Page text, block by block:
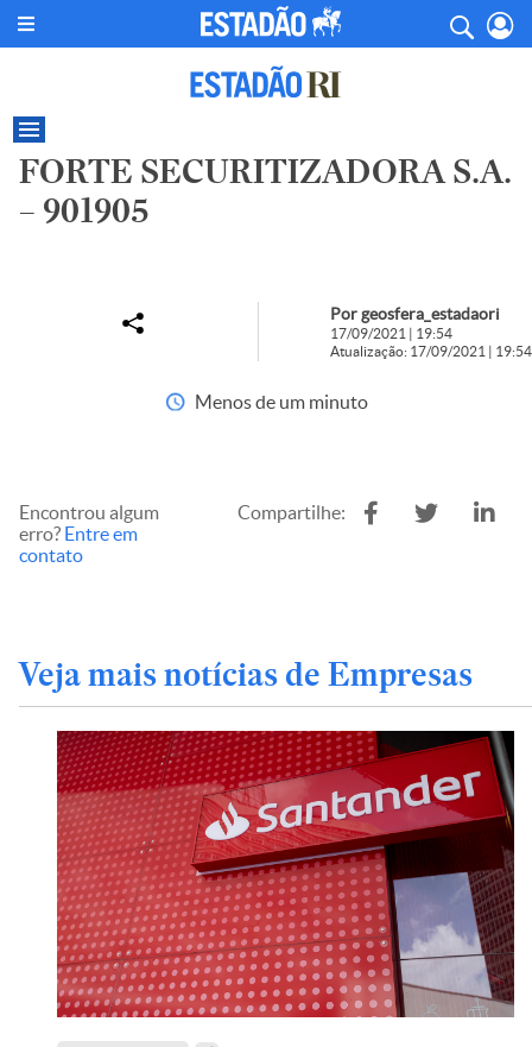
FORTE SECURITIZADORA S.A.
– 901905
Por geosfera_estadaori
17/09/2021 | 19:54
Atualização: 17/09/2021 | 19:54
Menos de um minuto
Encontrou algum
erro? Entre em
contato
Compartilhe:
Veja mais notícias de Empresas